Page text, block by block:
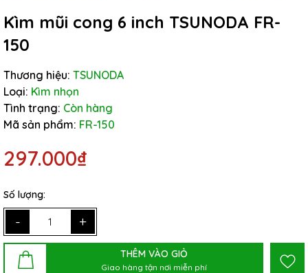
Kìm mũi cong 6 inch TSUNODA FR-
150
Thương hiệu: TSUNODA
Loại: Kìm nhọn
Tình trạng: Còn hàng
Mã sản phẩm: FR-150
297.000₫
Số lượng:
- +
THÊM VÀO GIỎ
Giao hàng tận nơi miễn phí